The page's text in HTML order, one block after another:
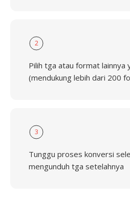
2
Pilih tga atau format lainnya
(mendukung lebih dari 200
3
Tunggu proses konversi
mengunduh tga setelahnya